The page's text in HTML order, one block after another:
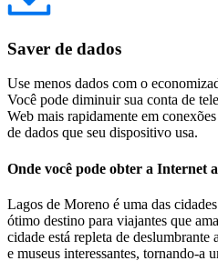
Saver de dados
Use menos dados com o
Você pode diminuir sua conta de
Web mais rapidamente em
de dados que seu dispositivo usa.
Onde você pode obter a Internet
Lagos de Moreno é uma das
ótimo destino para viajantes que
cidade está repleta de
e museus interessantes, tornando-a